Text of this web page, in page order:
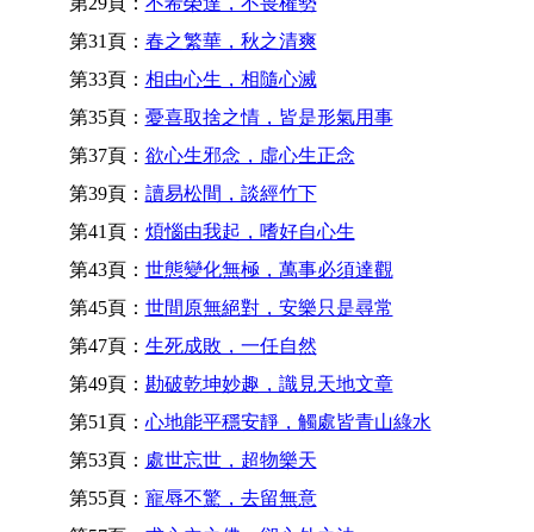
第31頁： 春之繁華，秋之清爽
第33頁： 相由心生，相隨心滅
第35頁： 憂喜取捨之情，皆是形氣用事
第37頁： 欲心生邪念，虛心生正念
第39頁： 讀易松間，談經竹下
第41頁： 煩惱由我起，嗜好自心生
第43頁： 世態變化無極，萬事必須達觀
第45頁： 世間原無絕對，安樂只是尋常
第47頁： 生死成敗，一任自然
第49頁： 勘破乾坤妙趣，識見天地文章
第51頁： 心地能平穩安靜，觸處皆青山綠水
第53頁： 處世忘世，超物樂天
第55頁： 寵辱不驚，去留無意